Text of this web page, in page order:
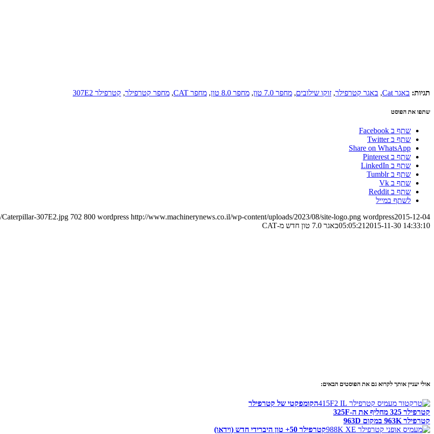
תגיות: באגר Cat , באגר קטרפילר, זוקו שילובים, מחפר 7.0 טון , מחפר 8.0 טון , מחפר CAT , מחפר קטרפילר, קטרפילר 307E2
שתפו את הפוסט
שתף ב Facebook
שתף ב Twitter
Share on WhatsApp
שתף ב Pinterest
שתף ב LinkedIn
שתף ב Tumblr
שתף ב Vk
שתף ב Reddit
לשתף במייל
307E2.jpg 702 800 wordpress http://www.machinerynews.co.il/wp-content/uploads/2023/08/site-logo.png wordpress2015-12-04
05:05:21 2015-11-30 14:33:10 באגר 7.0 טון חדש מ-CAT
אולי יעניין אותך לקרוא גם את הפוסטים הבאים:
הקומפקטי של קטרפילר
קטרפילר 325 מחליף את ה-325F
קטרפילר 963K במקום 963D
קטרפילר 50+ טון היברידי חדש (וידאו)